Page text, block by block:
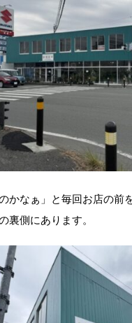
かなぁ」と毎回お店の前
裏側にあります。